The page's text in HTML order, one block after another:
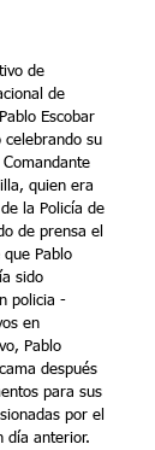
de
de
Escobar
celebrando su
quien era
la Policía de
de prensa el
Pablo
sido
policia -
en
Pablo
después
para sus
por el
día anterior.